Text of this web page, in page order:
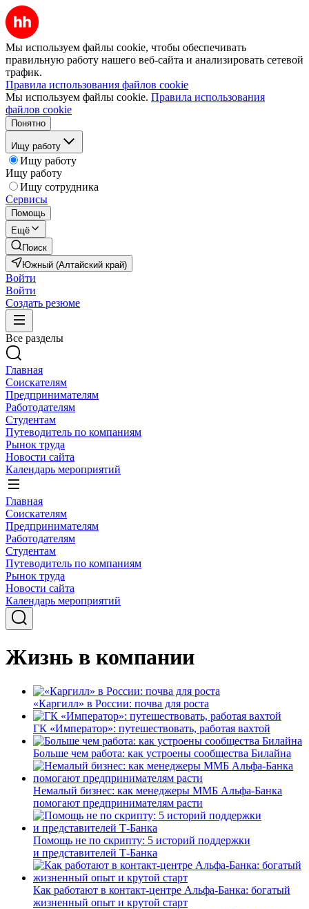
Мы используем файлы cookie, чтобы обеспечивать
правильную работу нашего веб-сайта и анализировать сетевой
трафик.
Правила использования файлов cookie
Мы используем файлы cookie. Правила использования
файлов cookie
Понятно
Ищу работу
Ищу работу
Ищу работу
Ищу сотрудника
Сервисы
Помощь
Ещё
Поиск
Южный (Алтайский край)
Войти
Войти
Создать резюме
Все разделы
Главная
Соискателям
Предпринимателям
Работодателям
Студентам
Путеводитель по компаниям
Рынок труда
Новости сайта
Календарь мероприятий
Главная
Соискателям
Предпринимателям
Работодателям
Студентам
Путеводитель по компаниям
Рынок труда
Новости сайта
Календарь мероприятий
Жизнь в компании
«Каргилл» в России: почва для роста
ГК «Император»: путешествовать, работая вахтой
Больше чем работа: как устроены сообщества Билайна
Немалый бизнес: как менеджеры ММБ Альфа-Банка
помогают предпринимателям расти
Помощь не по скрипту: 5 историй поддержки
и представителей Т-Банка
Как работают в контакт-центре Альфа-Банка: богатый
жизненный опыт и крутой старт